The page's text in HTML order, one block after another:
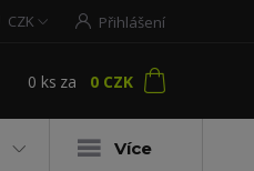
CZK Přihlášení
0 ks za 0 CZK
Více